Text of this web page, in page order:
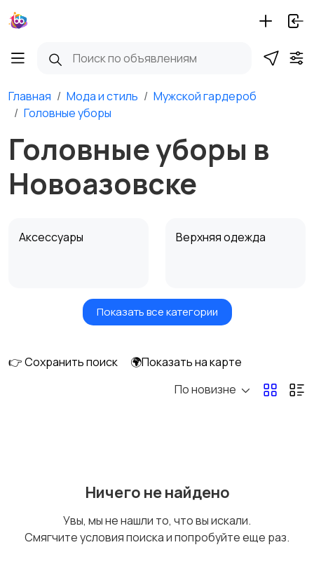
Главная Мода и стиль
Мужской гардероб
Головные уборы
Головные уборы в
Новоазовске
Аксессуары Верхняя одежда
Головные уборы Домашняя одежда
Нижнее белье
Показать все категории
👉 Сохранить поиск
🌍Показать на карте
По новизне
Ничего не найдено
Увы, мы не нашли то, что вы искали.
Смягчите условия поиска и попробуйте еще раз.